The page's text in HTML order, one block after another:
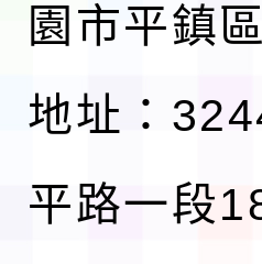
園市平鎮
地址：
平路一段